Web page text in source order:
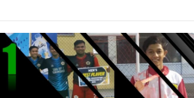
1 Sukoharjo Tahun Ajaran 2025/2026